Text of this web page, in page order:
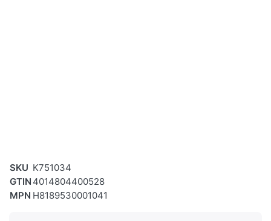
SKU K751034
GTIN 4014804400528
MPN H8189530001041